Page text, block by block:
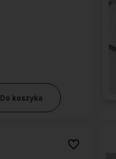
produktów
już od
300 zł
Do koszyka
Do ulubionych